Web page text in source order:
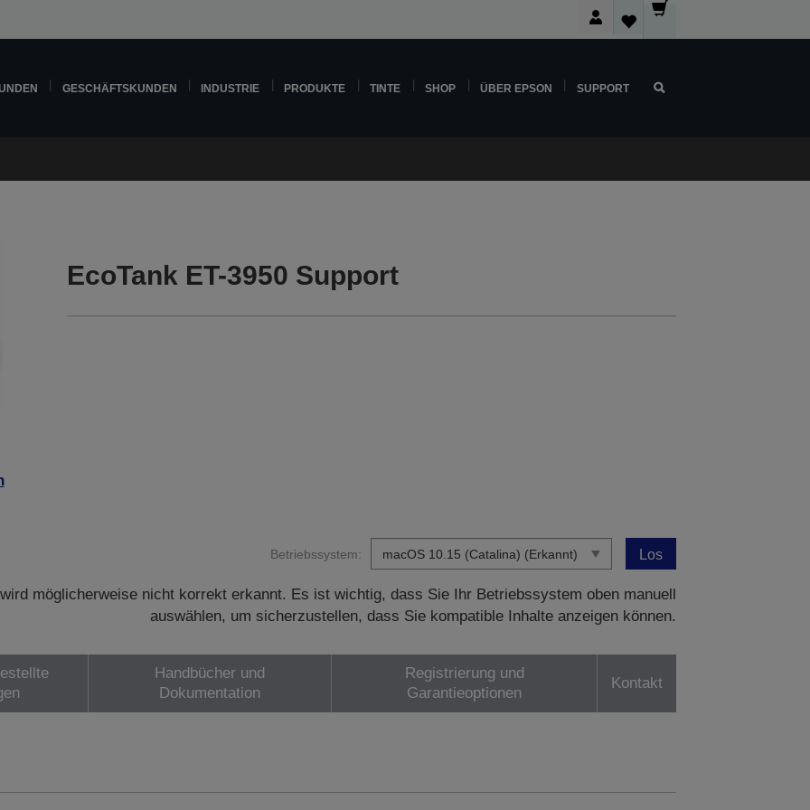
GESCHÄFTSKUNDEN INDUSTRIE PRODUKTE TINTE SHOP ÜBER EPSON SUPPORT
EcoTank ET-3950 Support
Betriebssystem: Los
möglicherweise nicht korrekt erkannt. Es ist wichtig, dass Sie Ihr Betriebssystem oben manuell
auswählen, um sicherzustellen, dass Sie kompatible Inhalte anzeigen können.
Handbücher und
Dokumentation
Registrierung und
Garantieoptionen
Kontakt